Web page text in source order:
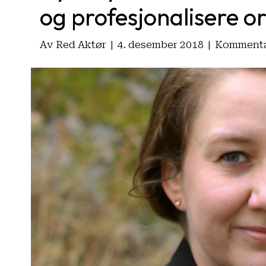
og profesjonalisere
Av Red Aktør | 4. desember 2018 |